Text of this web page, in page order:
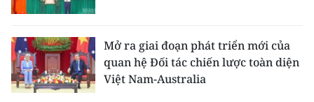
Mở ra giai đoạn phát triển mới của
quan hệ Đối tác chiến lược toàn diện
Việt Nam-Australia